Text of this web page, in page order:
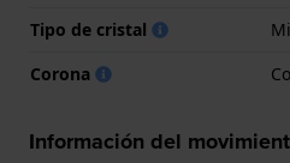
Tipo de cristal
Corona
Información del